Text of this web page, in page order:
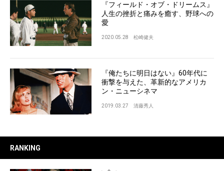
『フィールド・オブ・ドリームス』
人生の挫折と痛みを癒す、野球への
愛
2020.05.28 松崎健夫
『俺たちに明日はない』60年代に
衝撃を与えた、革新的なアメリカ
ン・ニューシネマ
2019.03.27 清藤秀人
RANKING